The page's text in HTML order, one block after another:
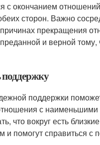
с окончанием
сторон. Важно
прекращения
и верной тому,
поддержки
с наименьшими
что вокруг есть
и помогут справиться с